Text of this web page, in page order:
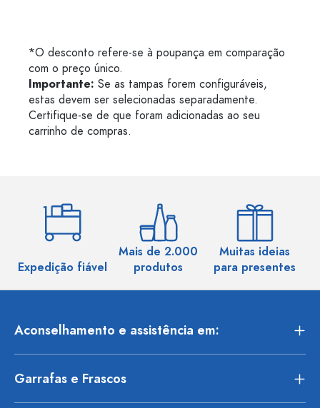
*O desconto refere-se à poupança em comparação
com o preço único.
Importante: Se as tampas forem configuráveis,
estas devem ser selecionadas separadamente.
Certifique-se de que foram adicionadas ao seu
carrinho de compras.
Expedição fiável
Mais de 2.000
produtos
Muitas ideias
para presentes
Aconselhamento e assistência em:
Garrafas e Frascos